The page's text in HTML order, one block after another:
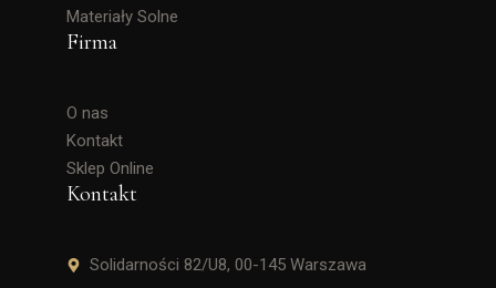
Materiały Solne
Firma
O nas
Kontakt
Sklep Online
Kontakt
Solidarności 82/U8, 00-145 Warszawa